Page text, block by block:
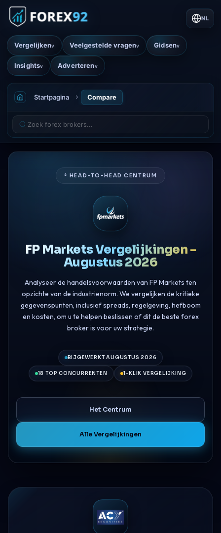
Vergelijkenv Veelgestelde vragenv Gidsenv
Insightsv Adverterenv
NL
Startpagina Compare
* HEAD-TO-HEAD CENTRUM
FP Markets Vergelijkingen -
Augustus 2026
Analyseer de handelsvoorwaarden van FP Markets ten
opzichte van de industrienorm. We vergelijken de kritieke
gegevenspunten, inclusief spreads, regelgeving, hefboom
en kosten, om u te helpen beslissen of dit de beste forex
broker is voor uw strategie.
BIJGEWERKT AUGUSTUS 2026
18 TOP CONCURRENTEN 1-KLIK VERGELIJKING
Het Centrum
Alle Vergelijkingen